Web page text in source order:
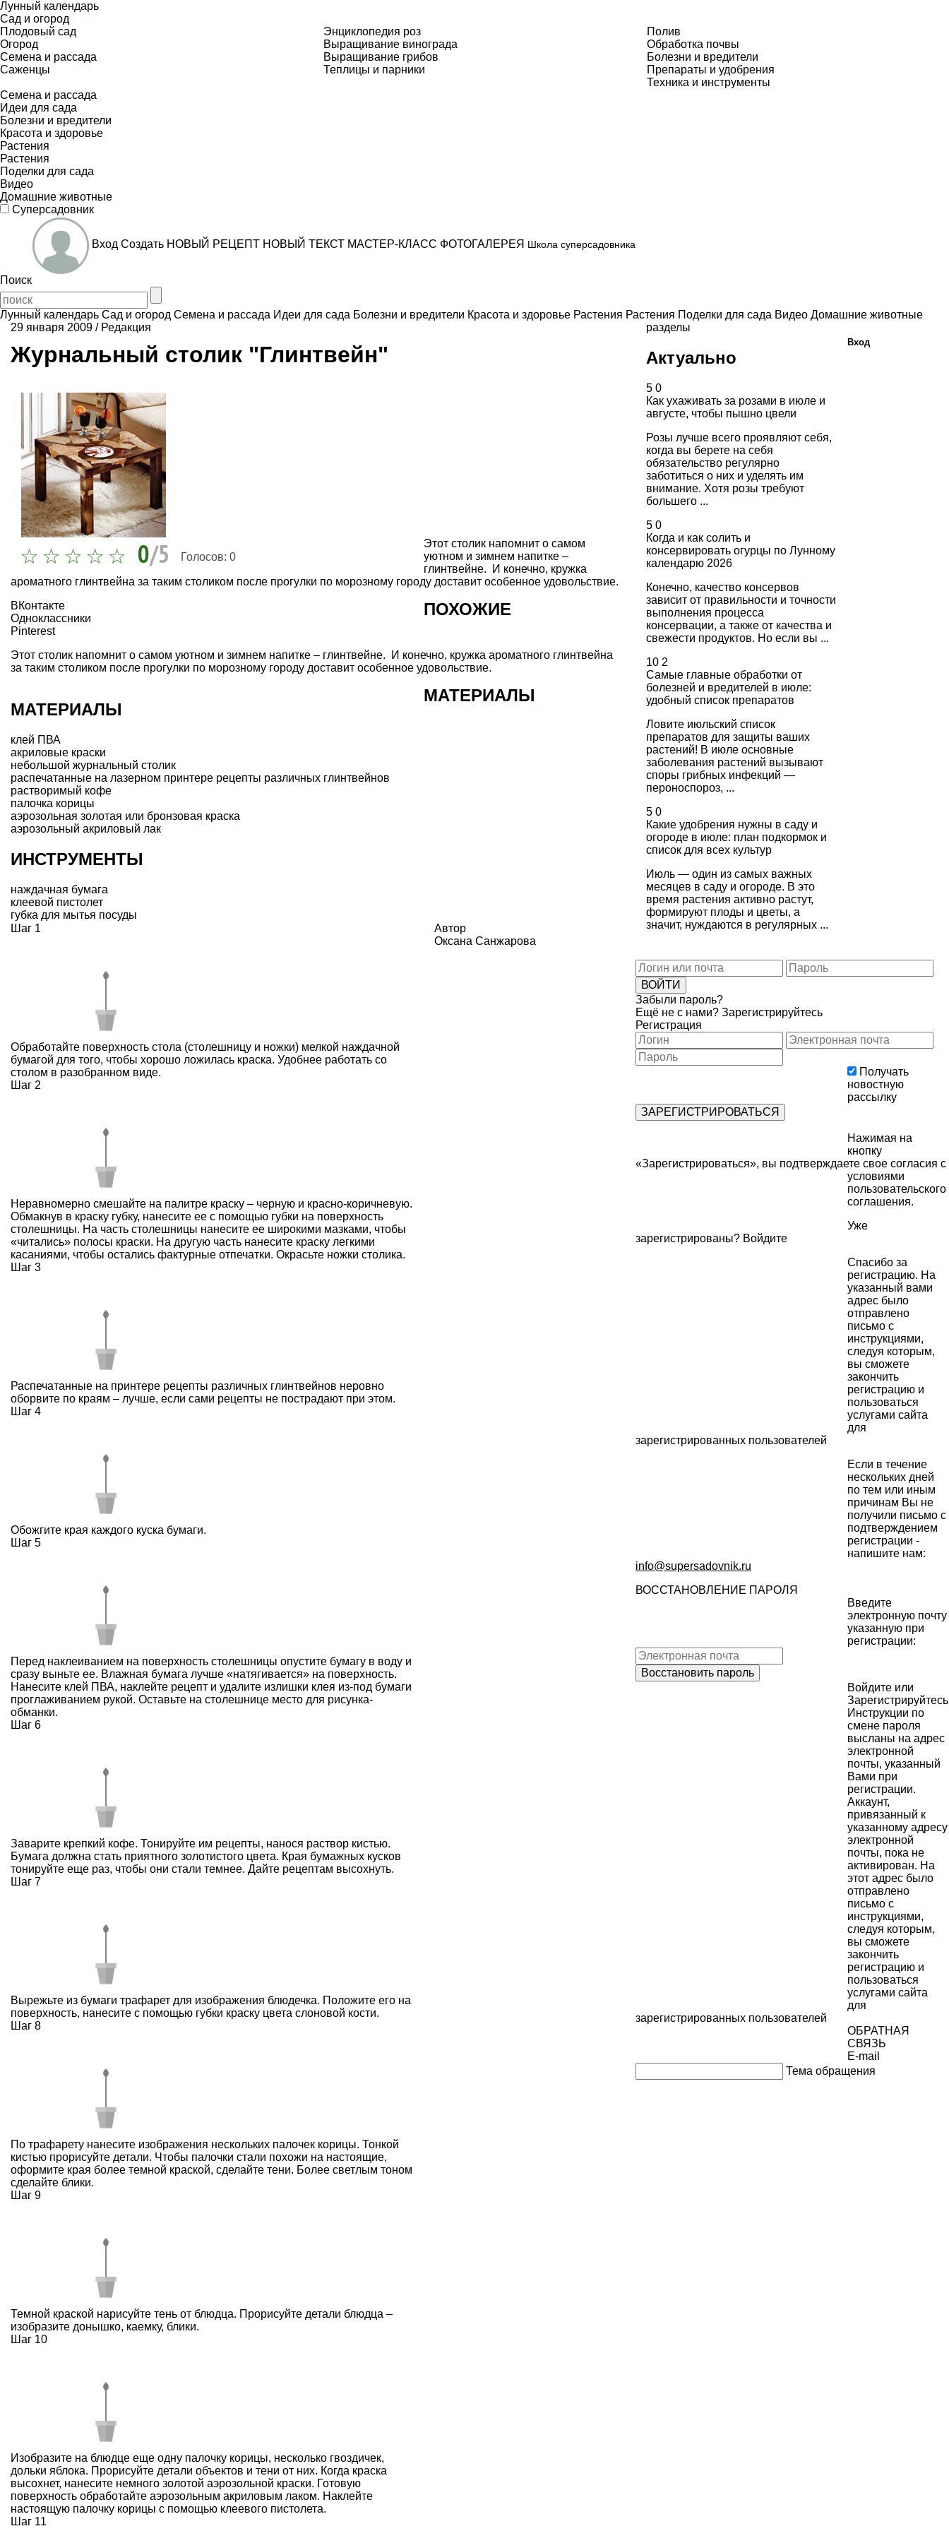
Лунный календарь
Сад и огород
Плодовый сад
Огород
Семена и рассада
Саженцы
Энциклопедия роз
Выращивание винограда
Выращивание грибов
Теплицы и парники
Полив
Обработка почвы
Болезни и вредители
Препараты и удобрения
Техника и инструменты
Семена и рассада
Идеи для сада
Болезни и вредители
Красота и здоровье
Растения
Растения
Поделки для сада
Видео
Домашние животные
Суперсадовник
Вход Создать НОВЫЙ РЕЦЕПТ НОВЫЙ ТЕКСТ МАСТЕР-КЛАСС ФОТОГАЛЕРЕЯ Школа суперсадовника
Поиск
Лунный календарь Сад и огород Семена и рассада Идеи для сада Болезни и вредители Красота и здоровье Растения Растения Поделки для сада Видео Домашние животные
29 января 2009 / Редакция
Журнальный столик "Глинтвейн"
0/5 Голосов: 0
Этот столик напомнит о самом
уютном и зимнем напитке –
глинтвейне. И конечно, кружка
ароматного глинтвейна за таким столиком после прогулки по морозному городу доставит особенное удовольствие.
ВКонтакте
Одноклассники
Pinterest
Этот столик напомнит о самом уютном и зимнем напитке – глинтвейне. И конечно, кружка ароматного глинтвейна
за таким столиком после прогулки по морозному городу доставит особенное удовольствие.
МАТЕРИАЛЫ
клей ПВА
акриловые краски
небольшой журнальный столик
распечатанные на лазерном принтере рецепты различных глинтвейнов
растворимый кофе
палочка корицы
аэрозольная золотая или бронзовая краска
аэрозольный акриловый лак
ИНСТРУМЕНТЫ
наждачная бумага
клеевой пистолет
губка для мытья посуды
Шаг 1
Обработайте поверхность стола (столешницу и ножки) мелкой наждачной
бумагой для того, чтобы хорошо ложилась краска. Удобнее работать со
столом в разобранном виде.
Шаг 2
Неравномерно смешайте на палитре краску – черную и красно-коричневую.
Обмакнув в краску губку, нанесите ее с помощью губки на поверхность
столешницы. На часть столешницы нанесите ее широкими мазками, чтобы
«читались» полосы краски. На другую часть нанесите краску легкими
касаниями, чтобы остались фактурные отпечатки. Окрасьте ножки столика.
Шаг 3
Распечатанные на принтере рецепты различных глинтвейнов неровно
оборвите по краям – лучше, если сами рецепты не пострадают при этом.
Шаг 4
Обожгите края каждого куска бумаги.
Шаг 5
Перед наклеиванием на поверхность столешницы опустите бумагу в воду и
сразу выньте ее. Влажная бумага лучше «натягивается» на поверхность.
Нанесите клей ПВА, наклейте рецепт и удалите излишки клея из-под бумаги
проглаживанием рукой. Оставьте на столешнице место для рисунка-
обманки.
Шаг 6
Заварите крепкий кофе. Тонируйте им рецепты, нанося раствор кистью.
Бумага должна стать приятного золотистого цвета. Края бумажных кусков
тонируйте еще раз, чтобы они стали темнее. Дайте рецептам высохнуть.
Шаг 7
Вырежьте из бумаги трафарет для изображения блюдечка. Положите его на
поверхность, нанесите с помощью губки краску цвета слоновой кости.
Шаг 8
По трафарету нанесите изображения нескольких палочек корицы. Тонкой
кистью прорисуйте детали. Чтобы палочки стали похожи на настоящие,
оформите края более темной краской, сделайте тени. Более светлым тоном
сделайте блики.
Шаг 9
Темной краской нарисуйте тень от блюдца. Прорисуйте детали блюдца –
изобразите донышко, каемку, блики.
Шаг 10
Изобразите на блюдце еще одну палочку корицы, несколько гвоздичек,
дольки яблока. Прорисуйте детали объектов и тени от них. Когда краска
высохнет, нанесите немного золотой аэрозольной краски. Готовую
поверхность обработайте аэрозольным акриловым лаком. Наклейте
настоящую палочку корицы с помощью клеевого пистолета.
Шаг 11
Автор
Оксана Санжарова
ПОХОЖИЕ
МАТЕРИАЛЫ
разделы
Актуально
5 0
Как ухаживать за розами в июле и
августе, чтобы пышно цвели
Розы лучше всего проявляют себя,
когда вы берете на себя
обязательство регулярно
заботиться о них и уделять им
внимание. Хотя розы требуют
большего ...
5 0
Когда и как солить и
консервировать огурцы по Лунному
календарю 2026
Конечно, качество консервов
зависит от правильности и точности
выполнения процесса
консервации, а также от качества и
свежести продуктов. Но если вы ...
10 2
Самые главные обработки от
болезней и вредителей в июле:
удобный список препаратов
Ловите июльский список
препаратов для защиты ваших
растений! В июле основные
заболевания растений вызывают
споры грибных инфекций —
пероноспороз, ...
5 0
Какие удобрения нужны в саду и
огороде в июле: план подкормок и
список для всех культур
Июль — один из самых важных
месяцев в саду и огороде. В это
время растения активно растут,
формируют плоды и цветы, а
значит, нуждаются в регулярных ...
Вход
Забыли пароль?
Ещё не с нами? Зарегистрируйтесь
Регистрация
Получать
новостную
рассылку
Нажимая на
кнопку
«Зарегистрироваться», вы подтверждаете свое согласия с
условиями
пользовательского
соглашения.
Уже
зарегистрированы? Войдите
Спасибо за
регистрацию. На
указанный вами
адрес было
отправлено
письмо с
инструкциями,
следуя которым,
вы сможете
закончить
регистрацию и
пользоваться
услугами сайта
для
зарегистрированных пользователей
Если в течение
нескольких дней
по тем или иным
причинам Вы не
получили письмо с
подтверждением
регистрации -
напишите нам:
info@supersadovnik.ru
ВОССТАНОВЛЕНИЕ ПАРОЛЯ
Введите
электронную почту
указанную при
регистрации:
Войдите или
Зарегистрируйтесь
Инструкции по
смене пароля
высланы на адрес
электронной
почты, указанный
Вами при
регистрации.
Аккаунт,
привязанный к
указанному адресу
электронной
почты, пока не
активирован. На
этот адрес было
отправлено
письмо с
инструкциями,
следуя которым,
вы сможете
закончить
регистрацию и
пользоваться
услугами сайта
для
зарегистрированных пользователей
ОБРАТНАЯ
СВЯЗЬ
E-mail
Тема обращения